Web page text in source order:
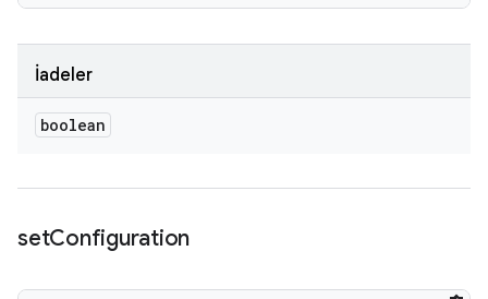
İadeler
boolean
setConfiguration